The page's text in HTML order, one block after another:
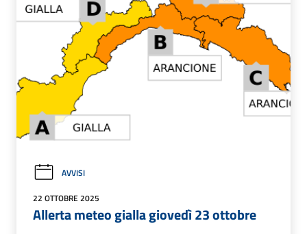
AVVISI
22 OTTOBRE 2025
Allerta meteo gialla giovedì 23 ottobre